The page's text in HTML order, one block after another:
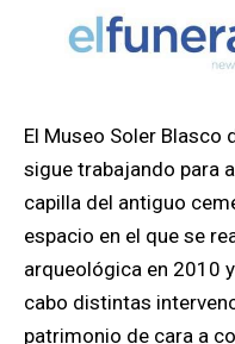
El Museo Soler Blasco
sigue trabajando para
capilla del antiguo
espacio en el que se
arqueológica en 2010
cabo distintas
patrimonio de cara a